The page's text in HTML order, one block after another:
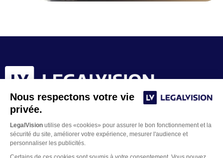
Nous respectons votre vie
privée.
LegalVision utilise des «cookies» pour assurer le bon fonctionnement et la
sécurité du site, améliorer votre expérience, mesurer l'audience et
personnaliser les publicités.